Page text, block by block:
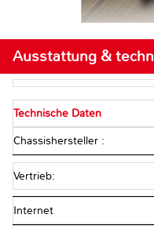
Ausstattung &
Technische Daten
Chassishersteller :
Vertrieb:
Internet